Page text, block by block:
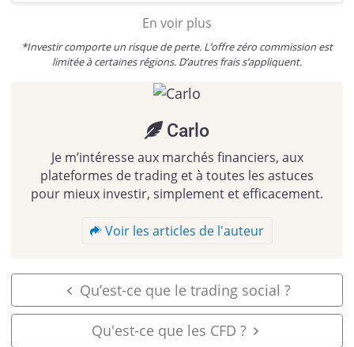
En voir plus
*Investir comporte un risque de perte. L’offre zéro commission est
limitée à certaines régions. D’autres frais s’appliquent.
Carlo
Je m’intéresse aux marchés financiers, aux
plateformes de trading et à toutes les astuces
pour mieux investir, simplement et efficacement.
Voir les articles de l'auteur
Qu’est-ce que le trading social ?
Qu'est-ce que les CFD ?